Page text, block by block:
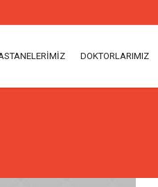
DOKTORLARIMIZ